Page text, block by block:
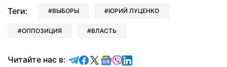
Теги: ВЫБОРЫ ЮРИЙ ЛУЦЕНКО
ОППОЗИЦИЯ ВЛАСТЬ
Читайте нас в: Читайте в Telegram
Читайте в Facebook
Читайте в X
Читайте в Google news
Читайте в Viber
Читайте в LinkedIn